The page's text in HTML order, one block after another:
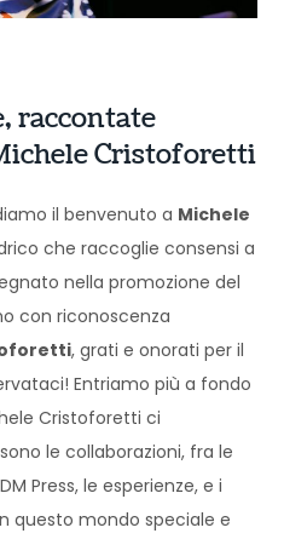
raccontate
Cristoforetti
il benvenuto a Michele
che raccoglie consensi a
nella promozione del
con riconoscenza
, grati e onorati per il
Entriamo più a fondo
Cristoforetti ci
le collaborazioni, fra le
Press, le esperienze, e i
questo mondo speciale e